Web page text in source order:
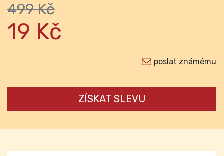
499 Kč
19 Kč
poslat známému
ZÍSKAT SLEVU